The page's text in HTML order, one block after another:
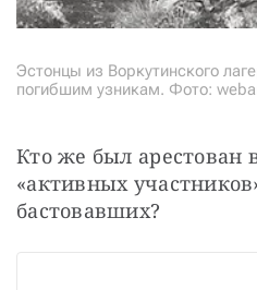
Эстонцы из Воркутинского
погибшим узникам. Фото:
Кто же был арестован
«активных
бастовавших?